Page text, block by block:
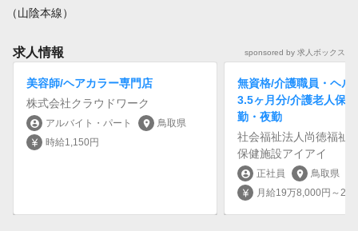
（山陰本線）
求人情報 sponsored by 求人ボックス
美容師/ヘアカラー専門店
株式会社クラウドワーク
account_circle アルバイト・パート location_on 鳥取県
currency_yen 時給1,150円
無資格/介護職員・ヘル
3.5ヶ月分/介護老人保
勤・夜勤
社会福祉法人尚徳福祉
保健施設アイアイ
account_circle 正社員 location_on 鳥取県
currency_yen 月給19万8,000円～28